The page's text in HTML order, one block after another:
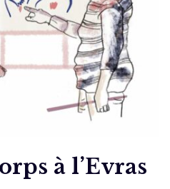
à l’Evras